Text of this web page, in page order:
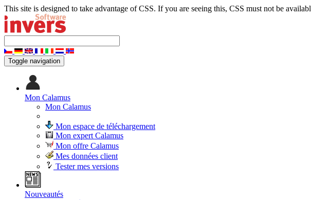
This site is designed to take advantage of CSS. If you are seeing this, CSS must not be
Toggle navigation
Mon Calamus
Mon Calamus
Mon espace de téléchargement
Mon expert Calamus
Mon offre Calamus
Mes données client
Tester mes versions
Nouveautés